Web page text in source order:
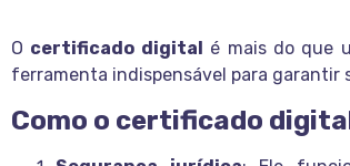
O certificado digital
é mais do que
ferramenta indispensável para garantir
Como o certificado